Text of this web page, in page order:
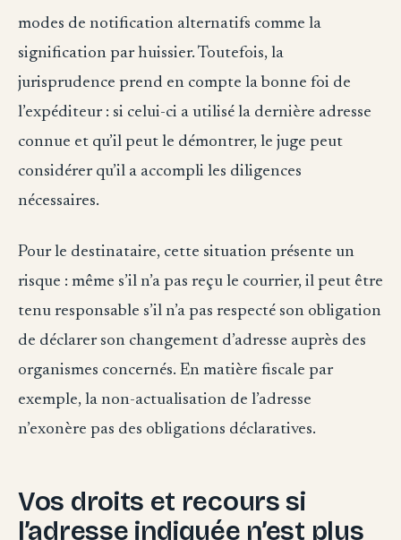
modes de notification alternatifs comme la
signification par huissier. Toutefois, la
jurisprudence prend en compte la bonne foi de
l’expéditeur : si celui-ci a utilisé la dernière adresse
connue et qu’il peut le démontrer, le juge peut
considérer qu’il a accompli les diligences
nécessaires.
Pour le destinataire, cette situation présente un
risque : même s’il n’a pas reçu le courrier, il peut être
tenu responsable s’il n’a pas respecté son obligation
de déclarer son changement d’adresse auprès des
organismes concernés. En matière fiscale par
exemple, la non-actualisation de l’adresse
n’exonère pas des obligations déclaratives.
Vos droits et recours si
l’adresse indiquée n’est plus